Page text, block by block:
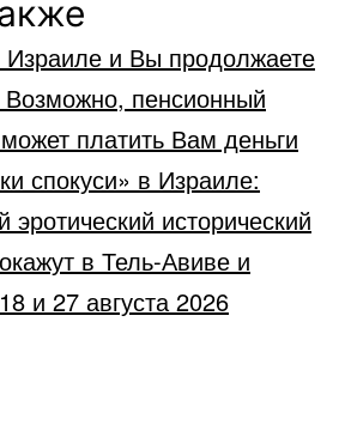
и Вы продолжаете
Возможно, пенсионный
платить Вам деньги
спокуси» в Израиле:
эротический исторический
в Тель-Авиве и
и 27 августа 2026